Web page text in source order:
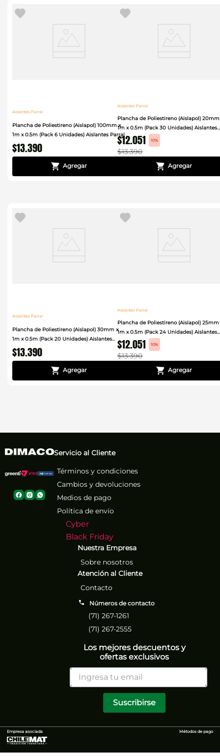
Aislantes Parral
Plancha de Poliestireno (Aislapol) 100mm x
1m x 0.5m (Pack 6 Unidades) Aislantes Parral
$13.390
Aislantes Parral
Plancha de Poliestireno (Aislapol) 20mm
1m x 0.5m (Pack 30 Unidades) Aislantes
Parral
$12.051 10%
$13.390
Aislantes Parral
Plancha de Poliestireno (Aislapol) 30mm x
1m x 0.5m (Pack 20 Unidades) Aislantes
Parral
$13.390
Aislantes Parral
Plancha de Poliestireno (Aislapol) 25mm
1m x 0.5m (Pack 24 Unidades) Aislantes
Parral
$12.051 10%
$13.390
Servicio al Cliente
Términos y condiciones
Cambios y devoluciones
Medios de pago
Política de envío
Cyber
Black Friday
Nuestra Empresa
Sobre nosotros
Atención al Cliente
Contacto
Números de contacto
(71) 267-1261
(71) 267-2555
Los mejores descuentos y
ofertas exclusivos
Suscribirse
Empresa asociada Métodos de pago